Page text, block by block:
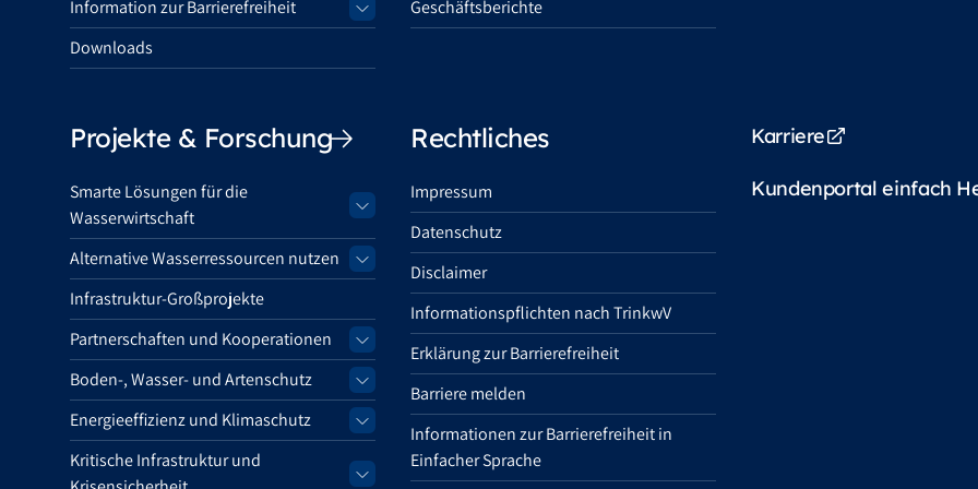
Information zur Barrierefreiheit
Downloads
Geschäftsberichte
Projekte & Forschung
Smarte Lösungen für die
Wasserwirtschaft
Alternative Wasserressourcen nutzen
Infrastruktur-Großprojekte
Partnerschaften und Kooperationen
Boden-, Wasser- und Artenschutz
Energieeffizienz und Klimaschutz
Kritische Infrastruktur und
Rechtliches
Impressum
Datenschutz
Disclaimer
Informationspflichten nach TrinkwV
Erklärung zur Barrierefreiheit
Barriere melden
Informationen zur Barrierefreiheit in
Einfacher Sprache
Karriere
Kundenportal einfach